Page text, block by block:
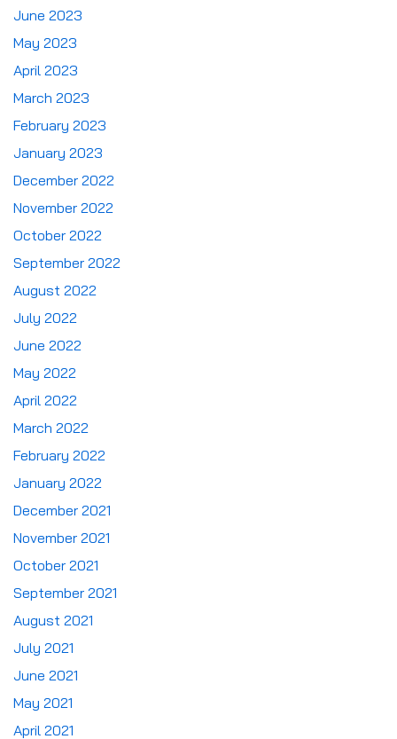
June 2023
May 2023
April 2023
March 2023
February 2023
January 2023
December 2022
November 2022
October 2022
September 2022
August 2022
July 2022
June 2022
May 2022
April 2022
March 2022
February 2022
January 2022
December 2021
November 2021
October 2021
September 2021
August 2021
July 2021
June 2021
May 2021
April 2021